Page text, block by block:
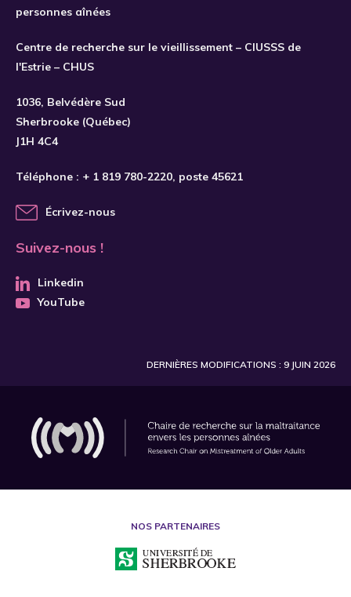
personnes aînées
Centre de recherche sur le vieillissement – CIUSSS de
l'Estrie – CHUS
1036, Belvédère Sud
Sherbrooke (Québec)
J1H 4C4
Téléphone : + 1 819 780-2220, poste 45621
Écrivez-nous
Suivez-nous !
Linkedin
YouTube
DERNIÈRES MODIFICATIONS : 9 JUIN 2026
NOS PARTENAIRES